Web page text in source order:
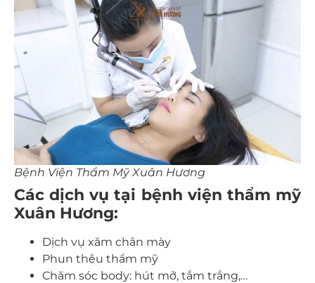
Bệnh Viện Thẩm Mỹ Xuân Hương
Các dịch vụ tại bệnh viện thẩm mỹ
Xuân Hương:
Dịch vụ xăm chân mày
Phun thêu thẩm mỹ
Chăm sóc body: hút mỡ, tắm trắng,…